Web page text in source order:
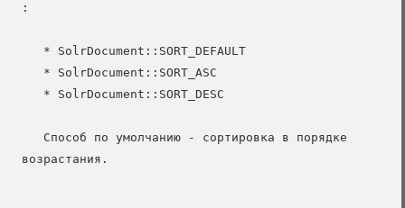
:
возрастания.